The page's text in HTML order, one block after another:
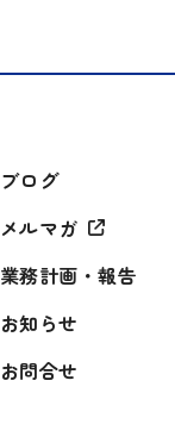
ブログ
メルマガ
業務計画・報告
お知らせ
お問合せ